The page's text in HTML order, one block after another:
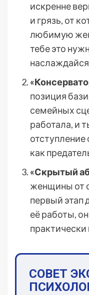
искренне
и грязь, от
любимую
тебе это
позиция
семейных
работала, и
как
«Скрытый
женщины от
первый этап
её работы,
СОВЕТ